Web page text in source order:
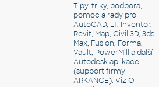
Tipy, triky, podpora,
pomoc a rady pro
AutoCAD, LT, Inventor,
Revit, Map, Civil 3D, 3ds
Max, Fusion, Forma,
Vault, PowerMill a další
Autodesk aplikace
(support firmy
ARKANCE). VizO